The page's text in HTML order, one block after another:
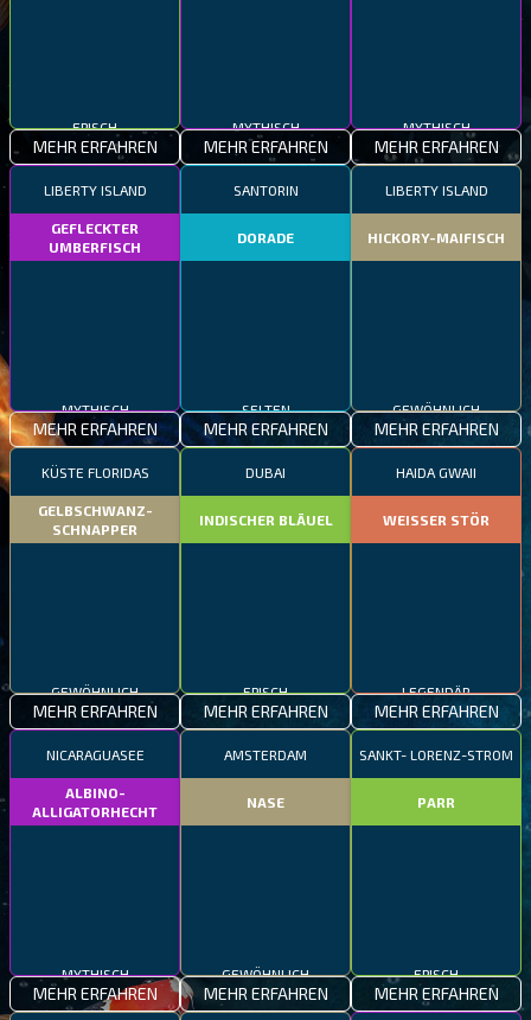
MEHR ERFAHREN MEHR ERFAHREN MEHR ERFAHREN
LIBERTY ISLAND
GEFLECKTER
UMBERFISCH
MEHR ERFAHREN
SANTORIN
DORADE
MEHR ERFAHREN
LIBERTY ISLAND
HICKORY-MAIFISCH
MEHR ERFAHREN
KÜSTE FLORIDAS
GELBSCHWANZ-
SCHNAPPER
MEHR ERFAHREN
DUBAI
INDISCHER BLÄUEL
MEHR ERFAHREN
HAIDA GWAII
WEISSER STÖR
MEHR ERFAHREN
NICARAGUASEE
ALBINO-
ALLIGATORHECHT
MEHR ERFAHREN
AMSTERDAM
NASE
MEHR ERFAHREN
SANKT- LORENZ-STROM
PARR
MEHR ERFAHREN